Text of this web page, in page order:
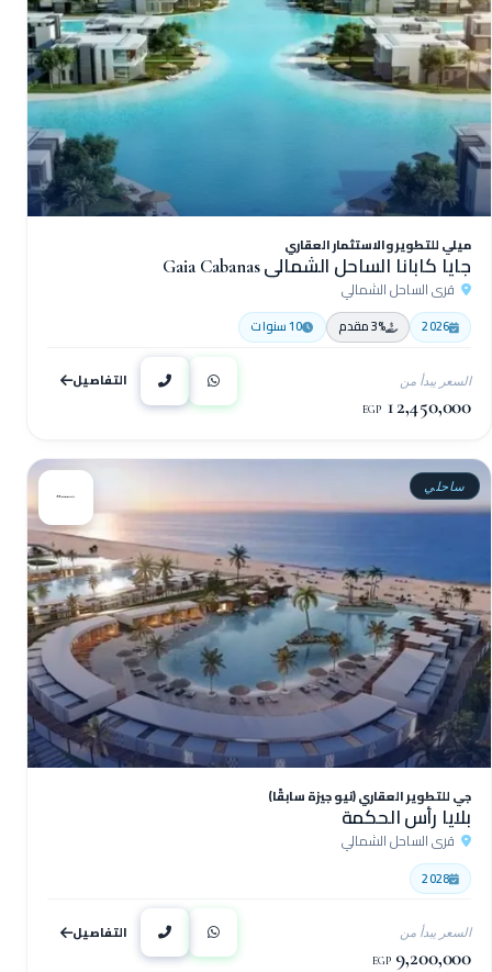
ميلي للتطوير والاستثمار العقاري
جايا كابانا الساحل الشمالي Gaia Cabanas
قرى الساحل الشمالي
2026 3% مقدم 10 سنوات
السعر يبدأ من
12,450,000
EGP
التفاصيل
ساحلي
جي للتطوير العقاري (نيو جيزة سابقًا)
بلايا رأس الحكمة
قرى الساحل الشمالي
2028
السعر يبدأ من
9,200,000
EGP
التفاصيل